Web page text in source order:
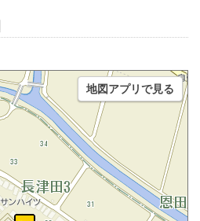
地図アプリで見る